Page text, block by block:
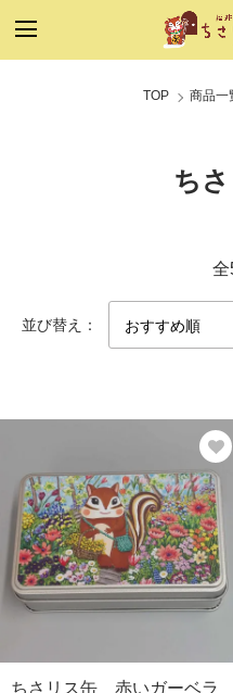
TOP 商品一
ち
全
並び替え：
ちさリス缶 赤いガーベラ